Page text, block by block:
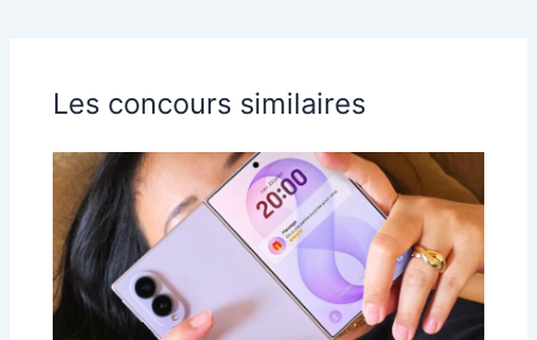
Les concours similaires